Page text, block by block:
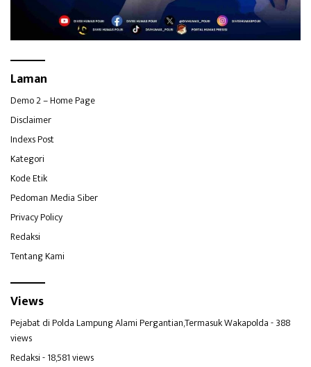
Laman
Demo 2 – Home Page
Disclaimer
Indexs Post
Kategori
Kode Etik
Pedoman Media Siber
Privacy Policy
Redaksi
Tentang Kami
Views
Pejabat di Polda Lampung Alami Pergantian,Termasuk Wakapolda- 388
views
Redaksi- 18,581 views